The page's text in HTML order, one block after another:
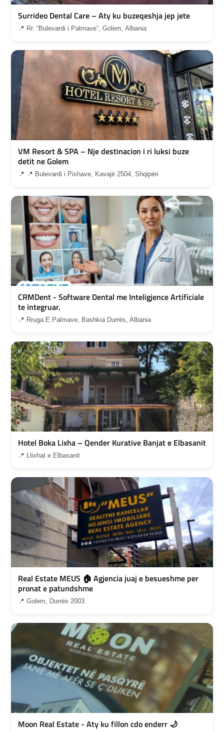
Surrideo Dental Care – Aty ku buzeqeshja jep jete
📍 Rr. “Bulevardi i Palmave”, Golem, Albania
VM Resort & SPA – Nje destinacion i ri luksi buze
detit ne Golem
📍 📍 Bulevardi i Pishave, Kavajë 2504, Shqipëri
CRMDent - Software Dental me Inteligjence Artificiale
te integruar.
📍 Rruga E Palmave, Bashkia Durrës, Albania
Hotel Boka Lixha – Qender Kurative Banjat e Elbasanit
📍 Llixhat e Elbasanit
Real Estate MEUS 🏠 Agjencia juaj e besueshme per
pronat e patundshme
📍 Golem, Durrës 2003
Moon Real Estate - Aty ku fillon cdo enderr 🌙